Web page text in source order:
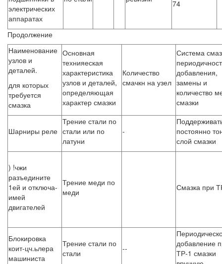
электрических
аппаратах
74
Продолжение
Наименование
узлов и
деталей.
для которых
требуется
смазка
Основная
технияеская
характеристика
узлов и деталей,
определяющая
характер смазки
Количество
смачкн на узел
Система
добавления,
замены и
количество
смазки
Шарниры реле
Трение стали по
стали или по
латуни
-
постоянно
слой смазки
) !чжи
разъедините
1ей и отключа-
имей
двигателей
Трение меди по
меди
Смазка при
Блокировка
коит-цч.ьлера
машиниста
Трение стали по
стали
--
добавление
ТР-1 смазки